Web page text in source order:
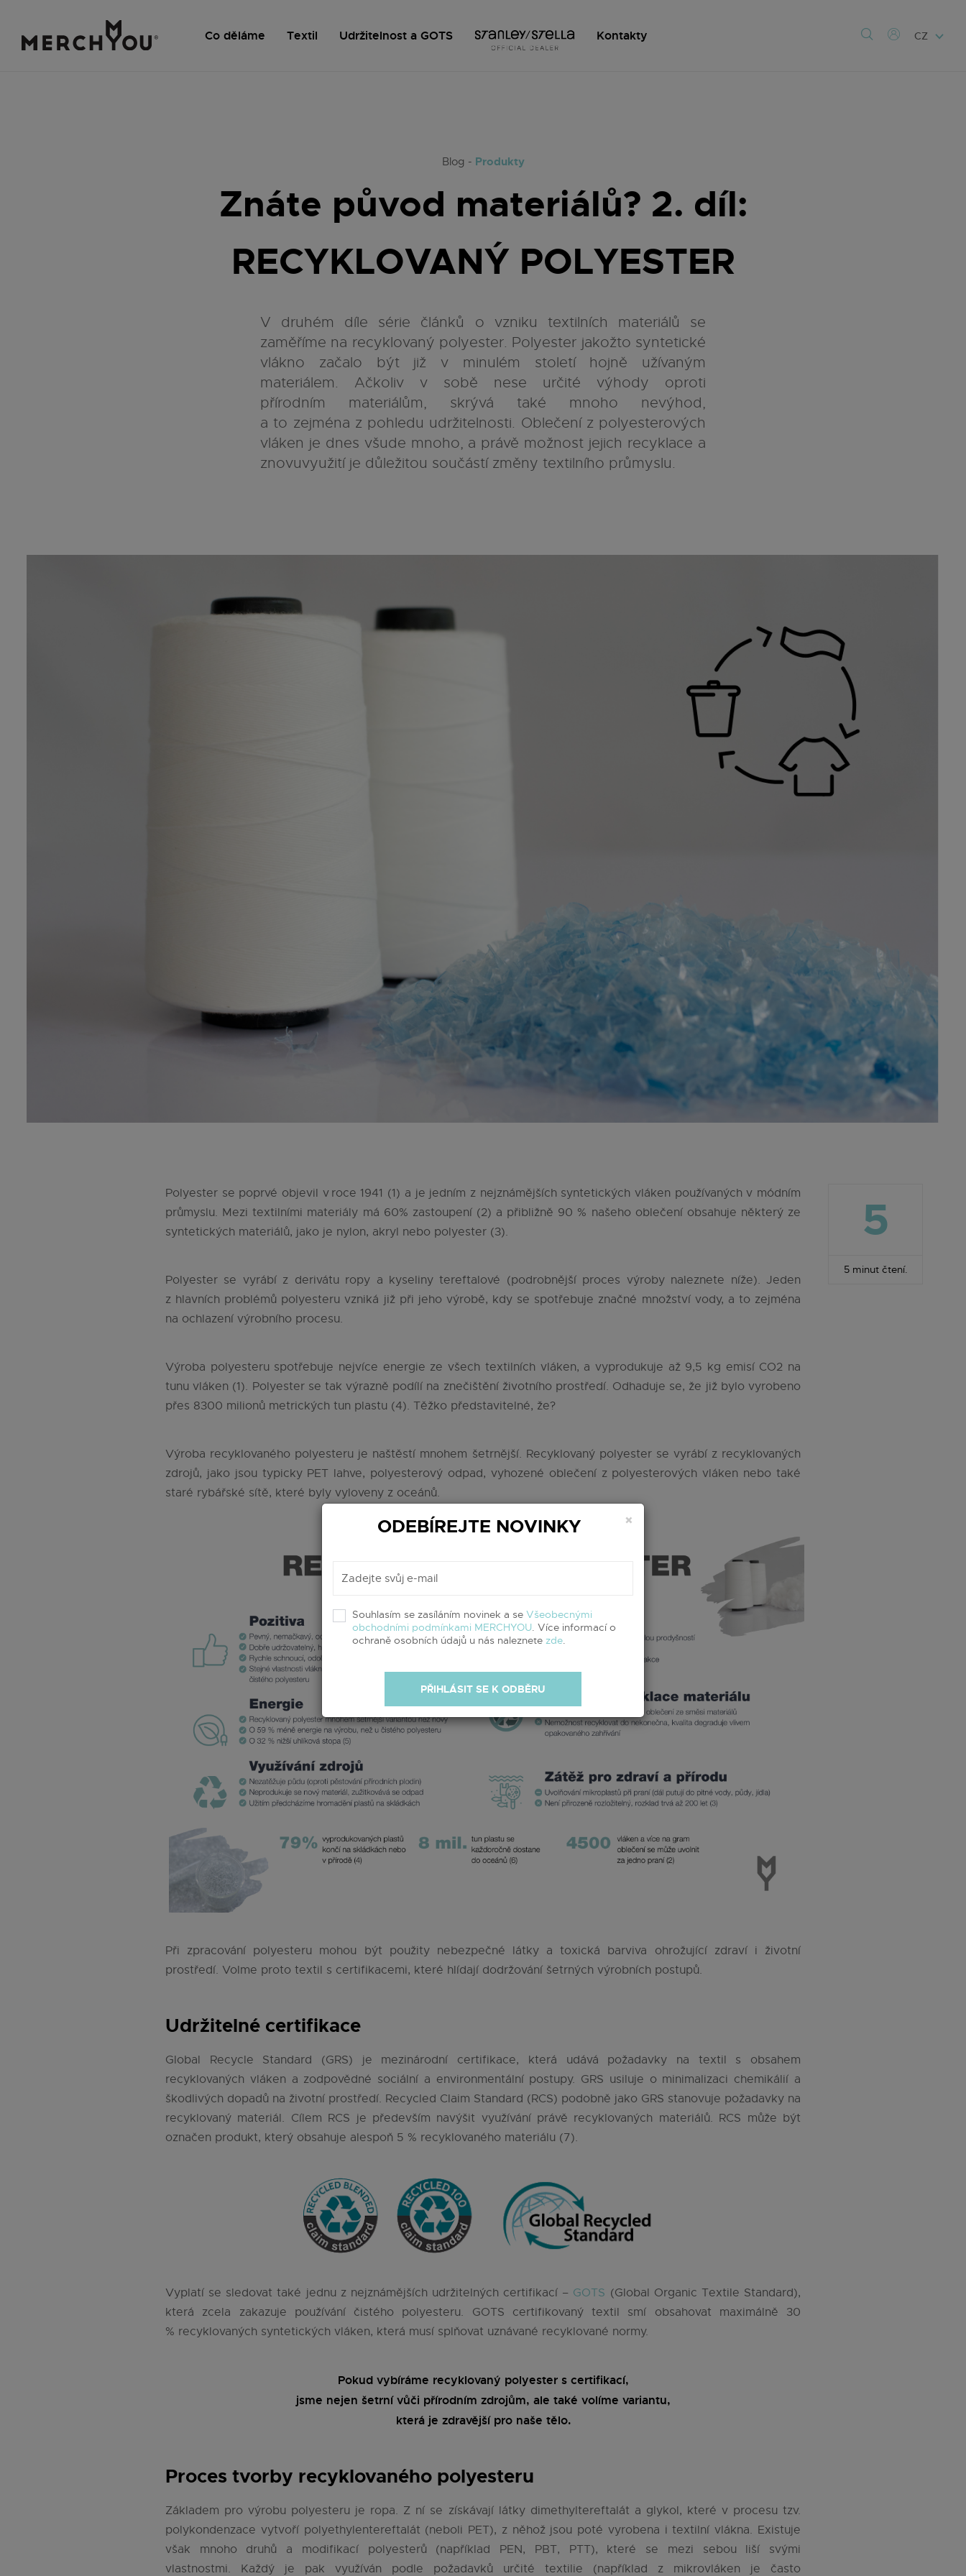
Co děláme Textil Udržitelnost a GOTS Kontakty CZ
Blog - Produkty
Znáte původ materiálů? 2. díl:
RECYKLOVANÝ POLYESTER
V druhém díle série článků o vzniku textilních materiálů se
zaměříme na recyklovaný polyester. Polyester jakožto syntetické
vlákno začalo být již v minulém století hojně užívaným
materiálem. Ačkoliv v sobě nese určité výhody oproti
přírodním materiálům, skrývá také mnoho nevýhod,
a to zejména z pohledu udržitelnosti. Oblečení z polyesterových
vláken je dnes všude mnoho, a právě možnost jejich recyklace a
znovuvyužití je důležitou součástí změny textilního průmyslu.
Polyester se poprvé objevil v roce 1941 (1) a je jedním z nejznámějších syntetických vláken používaných v módním
průmyslu. Mezi textilními materiály má 60% zastoupení (2) a přibližně 90 % našeho oblečení obsahuje některý ze
syntetických materiálů, jako je nylon, akryl nebo polyester (3).
Polyester se vyrábí z derivátu ropy a kyseliny tereftalové (podrobnější proces výroby naleznete níže). Jeden
z hlavních problémů polyesteru vzniká již při jeho výrobě, kdy se spotřebuje značné množství vody, a to zejména
na ochlazení výrobního procesu.
Výroba polyesteru spotřebuje nejvíce energie ze všech textilních vláken, a vyprodukuje až 9,5 kg emisí CO2 na
tunu vláken (1). Polyester se tak výrazně podílí na znečištění životního prostředí. Odhaduje se, že již bylo vyrobeno
přes 8300 milionů metrických tun plastu (4). Těžko představitelné, že?
Výroba recyklovaného polyesteru je naštěstí mnohem šetrnější. Recyklovaný polyester se vyrábí z recyklovaných
zdrojů, jako jsou typicky PET lahve, polyesterový odpad, vyhozené oblečení z polyesterových vláken nebo také
staré rybářské sítě, které byly vyloveny z oceánů.
Při zpracování polyesteru mohou být použity nebezpečné látky a toxická barviva ohrožující zdraví i životní
prostředí. Volme proto textil s certifikacemi, které hlídají dodržování šetrných výrobních postupů.
Udržitelné certifikace
Global Recycle Standard (GRS) je mezinárodní certifikace, která udává požadavky na textil s obsahem
recyklovaných vláken a zodpovědné sociální a environmentální postupy. GRS usiluje o minimalizaci chemikálií a
škodlivých dopadů na životní prostředí. Recycled Claim Standard (RCS) podobně jako GRS stanovuje požadavky na
recyklovaný materiál. Cílem RCS je především navýšit využívání právě recyklovaných materiálů. RCS může být
označen produkt, který obsahuje alespoň 5 % recyklovaného materiálu (7).
Vyplatí se sledovat také jednu z nejznámějších udržitelných certifikací – GOTS (Global Organic Textile Standard),
která zcela zakazuje používání čistého polyesteru. GOTS certifikovaný textil smí obsahovat maximálně 30
% recyklovaných syntetických vláken, která musí splňovat uznávané recyklované normy.
Pokud vybíráme recyklovaný polyester s certifikací,
jsme nejen šetrní vůči přírodním zdrojům, ale také volíme variantu,
která je zdravější pro naše tělo.
Proces tvorby recyklovaného polyesteru
Základem pro výrobu polyesteru je ropa. Z ní se získávají látky dimethyltereftalát a glykol, které v procesu tzv.
polykondenzace vytvoří polyethylentereftalát (neboli PET), z něhož jsou poté vyrobena i textilní vlákna. Existuje
však mnoho druhů a modifikací polyesterů (například PEN, PBT, PTT), které se mezi sebou liší svými
vlastnostmi. Každý je pak využíván podle požadavků určité textilie (například z mikrovláken je často
5
5 minut čtení.
×
ODEBÍREJTE NOVINKY
Souhlasím se zasíláním novinek a se Všeobecnými
obchodními podmínkami MERCHYOU . Více informací o
ochraně osobních údajů u nás naleznete zde
PŘIHLÁSIT SE K ODBĚRU